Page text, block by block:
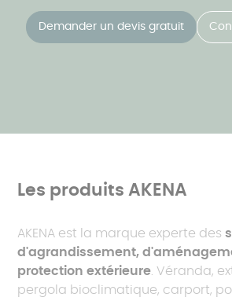
Demander un devis gratuit
Les produits AKENA
AKENA est la marque experte des
d'agrandissement,
protection extérieure . Véranda,
pergola bioclimatique, carport,